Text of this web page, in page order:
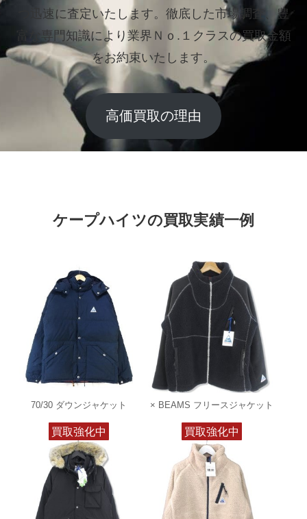
つ迅速に査定いたします。 徹底した市場調査、豊
富な専門知識により業界Ｎｏ.１クラスの買取金額
をお約束いたします。
高価買取の理由
ケープハイツの買取実績一例
70/30 ダウンジャケット
買取強化中
× BEAMS フリースジャケット
買取強化中